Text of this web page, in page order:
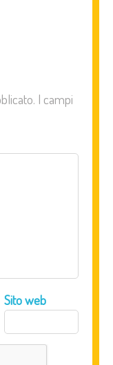
I campi
Sito web